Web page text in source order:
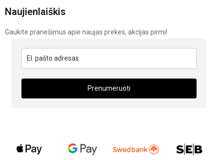
Naujienlaiškis
Gaukite pranešimus apie naujas prekes, akcijas pirmi!
Prenumeruoti